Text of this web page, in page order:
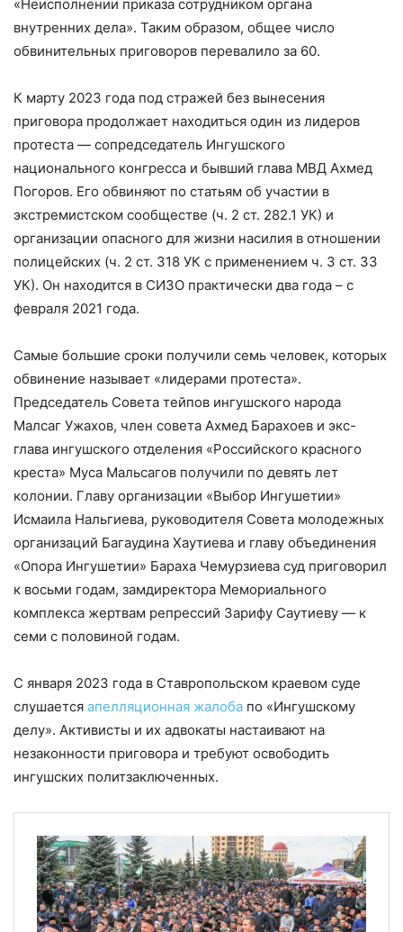
«Неисполнении приказа сотрудником органа
внутренних дела». Таким образом, общее число
обвинительных приговоров перевалило за 60.
К марту 2023 года под стражей без вынесения
приговора продолжает находиться один из лидеров
протеста — сопредседатель Ингушского
национального конгресса и бывший глава МВД Ахмед
Погоров. Его обвиняют по статьям об участии в
экстремистском сообществе (ч. 2 ст. 282.1 УК) и
организации опасного для жизни насилия в отношении
полицейских (ч. 2 ст. 318 УК с применением ч. 3 ст. 33
УК). Он находится в СИЗО практически два года – с
февраля 2021 года.
Самые большие сроки получили семь человек, которых
обвинение называет «лидерами протеста».
Председатель Совета тейпов ингушского народа
Малсаг Ужахов, член совета Ахмед Барахоев и экс-
глава ингушского отделения «Российского красного
креста» Муса Мальсагов получили по девять лет
колонии. Главу организации «Выбор Ингушетии»
Исмаила Нальгиева, руководителя Совета молодежных
организаций Багаудина Хаутиева и главу объединения
«Опора Ингушетии» Бараха Чемурзиева суд приговорил
к восьми годам, замдиректора Мемориального
комплекса жертвам репрессий Зарифу Саутиеву — к
семи с половиной годам.
С января 2023 года в Ставропольском краевом суде
слушается апелляционная жалоба по «Ингушскому
делу». Активисты и их адвокаты настаивают на
незаконности приговора и требуют освободить
ингушских политзаключенных.